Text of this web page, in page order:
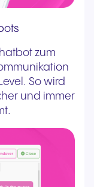
zum
So wird
und immer